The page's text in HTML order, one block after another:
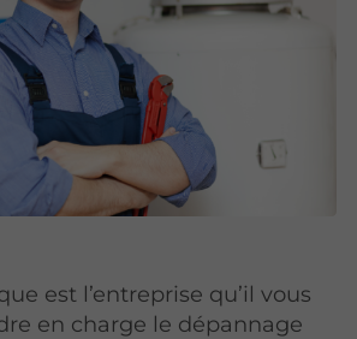
est l’entreprise qu’il vous
en charge le dépannage